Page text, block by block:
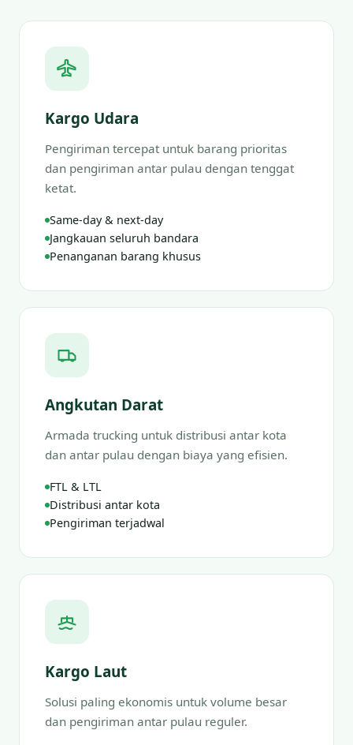
Kargo Udara
Pengiriman tercepat untuk barang prioritas
dan pengiriman antar pulau dengan tenggat
ketat.
Same-day & next-day
Jangkauan seluruh bandara
Penanganan barang khusus
Angkutan Darat
Armada trucking untuk distribusi antar kota
dan antar pulau dengan biaya yang efisien.
FTL & LTL
Distribusi antar kota
Pengiriman terjadwal
Kargo Laut
Solusi paling ekonomis untuk volume besar
dan pengiriman antar pulau reguler.